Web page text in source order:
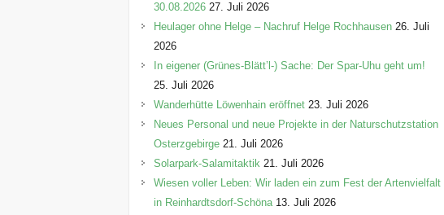
30.08.2026 27. Juli 2026
Heulager ohne Helge – Nachruf Helge Rochhausen 26. Juli
2026
In eigener (Grünes-Blätt’l-) Sache: Der Spar-Uhu geht um!
25. Juli 2026
Wanderhütte Löwenhain eröffnet 23. Juli 2026
Neues Personal und neue Projekte in der Naturschutzstation
Osterzgebirge 21. Juli 2026
Solarpark-Salamitaktik 21. Juli 2026
Wiesen voller Leben: Wir laden ein zum Fest der Artenvielfalt
in Reinhardtsdorf-Schöna 13. Juli 2026